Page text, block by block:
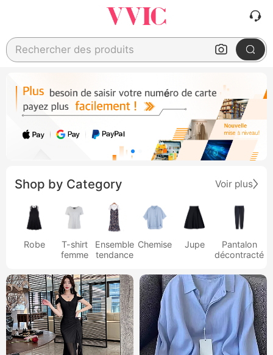
Rechercher des produits
Shop by Category Voir plus
Robe
T-shirt
femme
Ensemble
tendance
Chemise Jupe
Pantalon
décontracté